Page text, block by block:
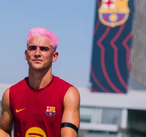
FCB Barcelona badge